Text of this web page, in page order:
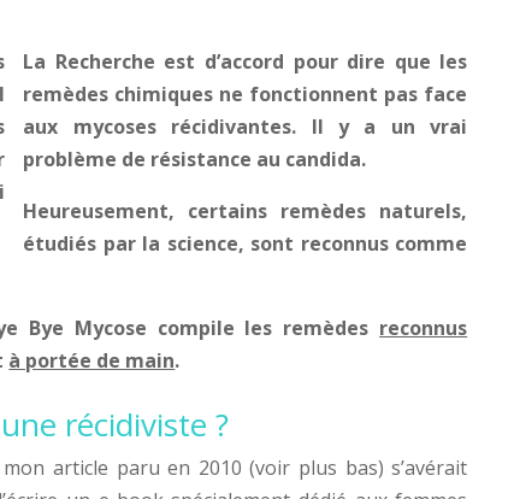
La Recherche est d’accord pour dire que les
remèdes chimiques ne fonctionnent pas face
aux mycoses récidivantes. Il y a un vrai
problème de résistance au candida.
Heureusement, certains remèdes naturels,
étudiés par la science, sont reconnus comme
Bye Mycose compile les remèdes reconnus
à portée de main.
récidiviste ?
article paru en 2010 (voir plus bas) s’avérait